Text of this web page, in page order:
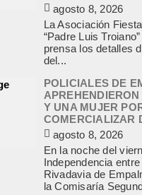
agosto 8, 2026
La Asociación
“Padre Luis
prensa los detalles
del...
POLICIALES DE
Y UNA MUJER
COMERCIALIZAR
agosto 8, 2026
En la noche del
Independencia
Rivadavia de
la Comisaría